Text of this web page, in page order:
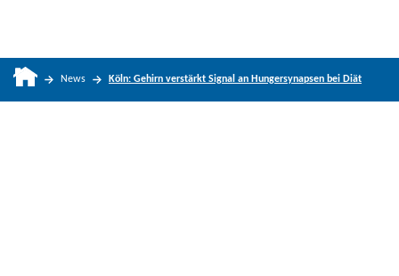
News Köln: Gehirn verstärkt Signal an Hungersynapsen bei Diät